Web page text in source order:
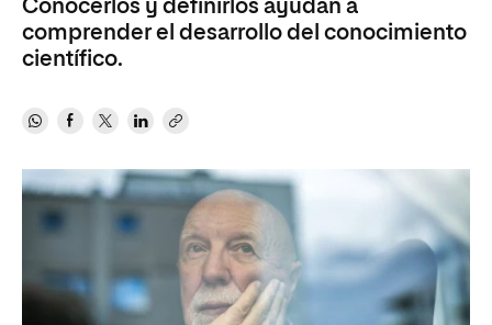
Conocerlos y definirlos ayudan a
comprender el desarrollo del conocimiento
científico.